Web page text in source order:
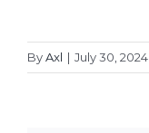
ByAxl | July 30, 2024